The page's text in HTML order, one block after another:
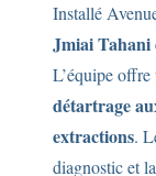
Installé
Jmiai Tahani
L’équipe
détartrage
extractions.
diagnostic et